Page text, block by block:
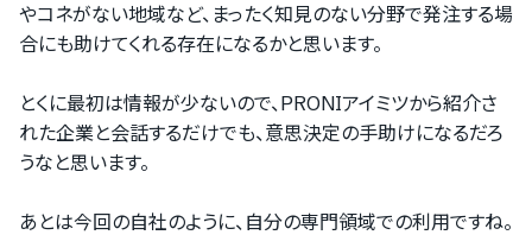
やコネがない地域など、まったく知見のない分野で発注する場
合にも助けてくれる存在になるかと思います。
とくに最初は情報が少ないので、PRONIアイミツから紹介さ
れた企業と会話するだけでも、意思決定の手助けになるだろ
うなと思います。
あとは今回の自社のように、自分の専門領域での利用ですね。